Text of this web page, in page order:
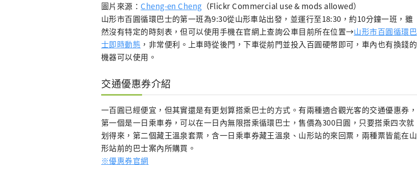
圖片來源： Cheng-en Cheng （Flickr Commercial use & mods allowed）
山形市百圓循環巴士的第一班為9:30從山形車站出發，並運行至18:30，約10分鐘一班，雖
然沒有特定的時刻表，但可以使用手機在官網上查詢公車目前所在位置→山形市百圓循環巴
士即時動態 ，非常便利。上車時從後門，下車從前門並投入百圓硬幣即可，車內也有換錢的
機器可以使用。
交通優惠券介紹
一百圓已經便宜，但其實還是有更划算搭乘巴士的方式。有兩種適合觀光客的交通優惠券，
第一個是一日乘車券，可以在一日內無限搭乘循環巴士，售價為300日圓，只要搭乘四次就
划得來，第二個藏王溫泉套票，含一日乘車券藏王溫泉、山形站的來回票，兩種票皆能在山
形站前的巴士案內所購買。
※優惠券官網